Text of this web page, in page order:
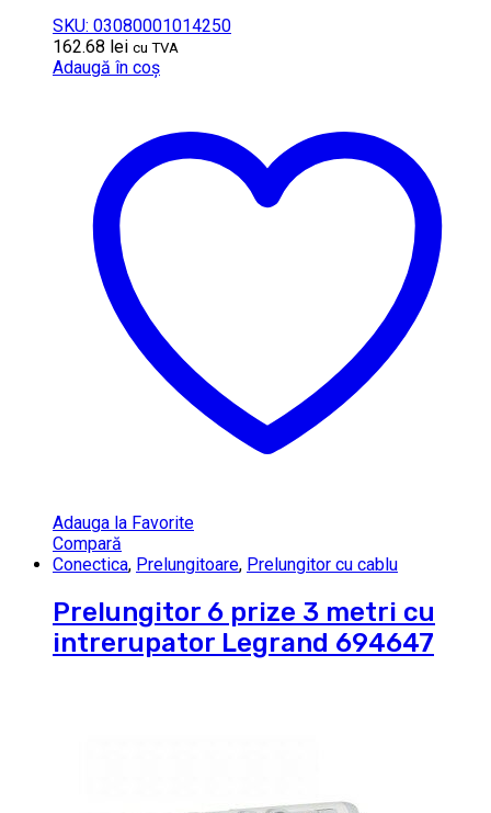
SKU: 03080001014250
162.68 lei cu TVA
Adaugă în coș
Adauga la Favorite
Compară
Conectica, Prelungitoare, Prelungitor cu cablu
Prelungitor 6 prize 3 metri cu
intrerupator Legrand 694647